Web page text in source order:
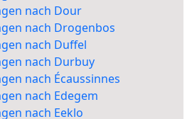
nach Dour
nach Drogenbos
nach Duffel
nach Durbuy
nach Écaussinnes
nach Edegem
nach Eeklo